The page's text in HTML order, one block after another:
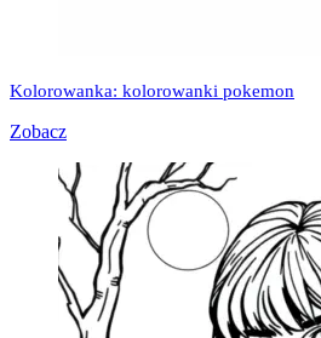
Kolorowanka: kolorowanki pokemon
Zobacz